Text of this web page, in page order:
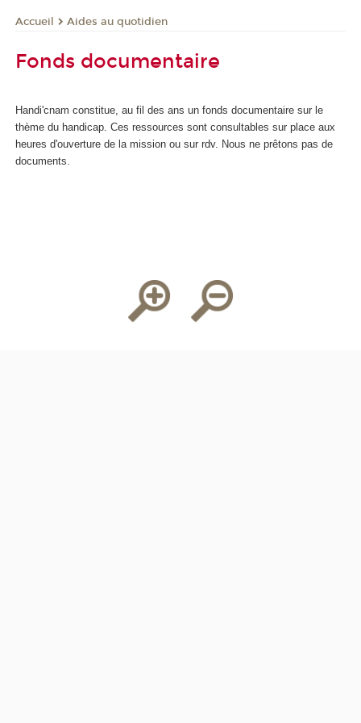
Accueil Aides au quotidien
Fonds documentaire
Handi'cnam constitue, au fil des ans un fonds documentaire sur le
thème du handicap. Ces ressources sont consultables sur place aux
heures d'ouverture de la mission ou sur rdv. Nous ne prêtons pas de
documents.